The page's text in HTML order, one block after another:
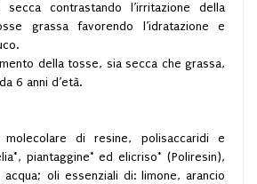
contrastando l’irritazione della
grassa favorendo l’idratazione e
della tosse, sia secca che grassa,
6 anni d’età.
molecolare di resine, polisaccaridi e
piantaggine* ed elicriso* (Poliresin),
acqua; oli essenziali di: limone, arancio